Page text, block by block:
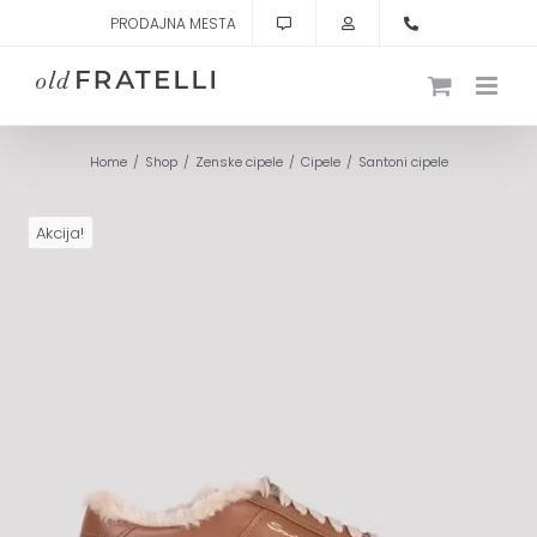
content
PRODAJNA MESTA
Home Shop Zenske cipele Cipele Santoni cipele
Akcija!